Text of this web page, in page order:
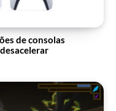
de consolas